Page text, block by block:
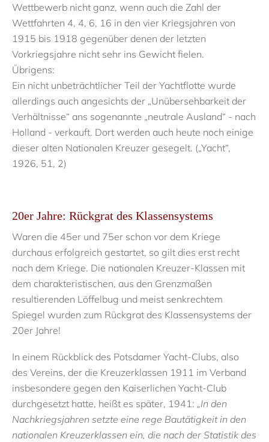
Wettbewerb nicht ganz, wenn auch die Zahl der
Wettfahrten 4, 4, 6, 16 in den vier Kriegsjahren von
1915 bis 1918 gegenüber denen der letzten
Vorkriegsjahre nicht sehr ins Gewicht fielen.
Übrigens:
Ein nicht unbeträchtlicher Teil der Yachtflotte wurde
allerdings auch angesichts der „Unübersehbarkeit der
Verhältnisse“ ans sogenannte „neutrale Ausland“ - nach
Holland - verkauft. Dort werden auch heute noch einige
dieser alten Nationalen Kreuzer gesegelt. („Yacht“,
1926, 51, 2)
20er Jahre: Rückgrat des Klassensystems
Waren die 45er und 75er schon vor dem Kriege
durchaus erfolgreich gestartet, so gilt dies erst recht
nach dem Kriege. Die nationalen Kreuzer-Klassen mit
dem charakteristischen, aus den Grenzmaßen
resultierenden Löffelbug und meist senkrechtem
Spiegel wurden zum Rückgrat des Klassensystems der
20er Jahre!
In einem Rückblick des Potsdamer Yacht-Clubs, also
des Vereins, der die Kreuzerklassen 1911 im Verband
insbesondere gegen den Kaiserlichen Yacht-Club
durchgesetzt hatte, heißt es später, 1941:„In den
Nachkriegsjahren setzte eine rege Bautätigkeit in den
nationalen Kreuzerklassen ein, die nach der Statistik des